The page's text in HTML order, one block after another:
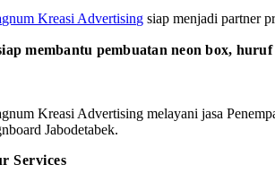
Kreasi Advertising siap menjadi partner
membantu pembuatan neon box,
Kreasi Advertising melayani jasa
Jabodetabek.
Services